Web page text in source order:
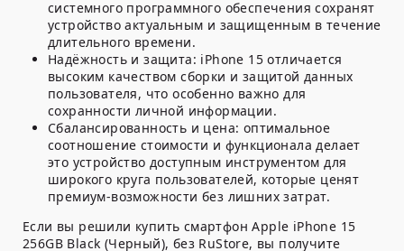
системного программного обеспечения сохранят
устройство актуальным и защищенным в течение
длительного времени.
Надёжность и защита: iPhone 15 отличается
высоким качеством сборки и защитой данных
пользователя, что особенно важно для
сохранности личной информации.
Сбалансированность и цена: оптимальное
соотношение стоимости и функционала делает
это устройство доступным инструментом для
широкого круга пользователей, которые ценят
премиум-возможности без лишних затрат.
Если вы решили купить смартфон Apple iPhone 15
256GB Black (Черный), без RuStore, вы получите